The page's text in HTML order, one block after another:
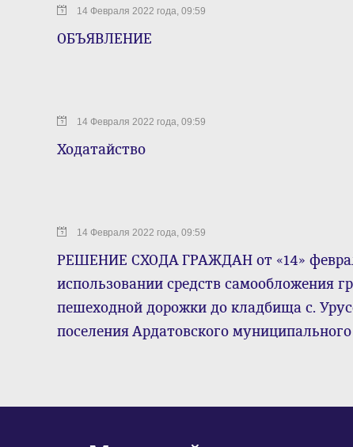
14 Февраля 2022 года, 09:59
ОБЪЯВЛЕНИЕ
14 Февраля 2022 года, 09:59
Ходатайство
14 Февраля 2022 года, 09:59
РЕШЕНИЕ СХОДА ГРАЖДАН от «14»
использовании средств самообложения
пешеходной дорожки до кладбища с.
поселения Ардатовского